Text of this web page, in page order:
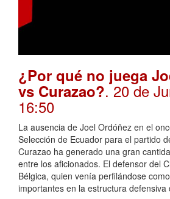
¿Por qué no juega
vs Curazao?. 20 de
16:50
La ausencia de Joel Ordóñez en el
Selección de Ecuador para el partido
Curazao ha generado una gran
entre los aficionados. El defensor del
Bélgica, quien venía perfilándose
importantes en la estructura